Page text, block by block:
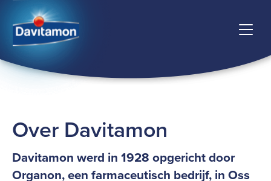
Over Davitamon
Davitamon werd in 1928 opgericht door
Organon, een farmaceutisch bedrijf, in Oss